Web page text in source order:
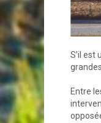
S’il est
Entre